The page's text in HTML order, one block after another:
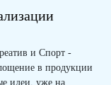
и Спорт -
в продукции
идеи, уже на